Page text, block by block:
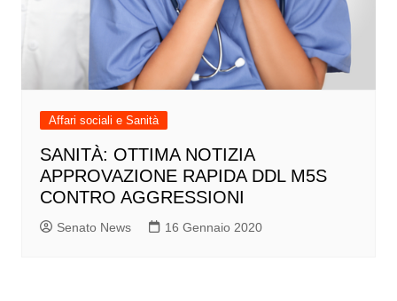
Affari sociali e Sanità
SANITÀ: OTTIMA NOTIZIA
APPROVAZIONE RAPIDA DDL M5S
CONTRO AGGRESSIONI
Senato News 16 Gennaio 2020